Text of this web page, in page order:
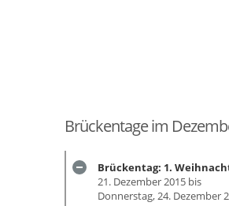
Brückentage im
Brückentag: 1.
21. Dezember 2015 bis
Donnerstag, 24. Dezember